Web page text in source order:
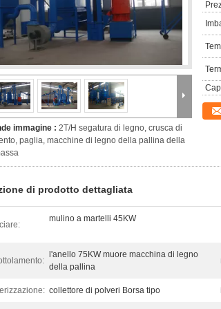
immagine : 2T/H segatura di legno, crusca di
paglia, macchine di legno della pallina della
di prodotto dettagliata
mulino a martelli 45KW
l'anello 75KW muore macchina di legno
della pallina
collettore di polveri Borsa tipo